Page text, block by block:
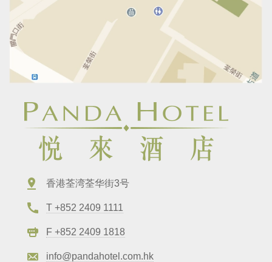
香港荃湾荃华街3号
T +852 2409 1111
F +852 2409 1818
info@pandahotel.com.hk